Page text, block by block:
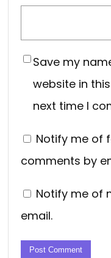
Save my
website in
next time I
Notify me of
comments by
Notify me of
email.